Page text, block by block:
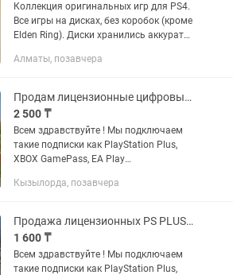
Коллекция оригинальных игр для PS4.
Все игры на дисках, без коробок (кроме
Elden Ring). Диски хранились аккуратно
трещин, полностью рабочие. - Elden
Алматы, позавчера
Продам лицензионные цифровые игры Ps4/5 FC25,UFC,Wukong, Ps plus xbox
2 500 ₸
Всем здравствуйте ! Мы подключаем
такие подписки как PlayStation Plus,
XBOX GamePass, EA Play
XBOX STORE: FC25, WUKONG, ASTRO
DUTY...
Кызылорда, позавчера
Продажа лицензионных PS PLUS игр на PS4, PS5 FIFA UFC GTA ПС4 ПС5 FC25 Xbox
1 600 ₸
Всем здравствуйте ! Мы подключаем
такие подписки как PlayStation Plus,